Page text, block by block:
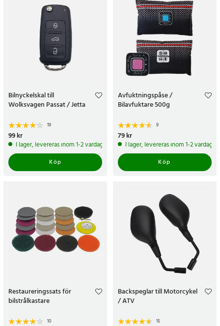
Bilnyckelskal till
Wolksvagen Passat / Jetta
19
Pris:
99 kr
I lager, levereras inom 1-2 vardagar
Köp
Avfuktningspåse /
Bilavfuktare 500g
9
Pris:
79 kr
I lager, levereras inom 1-2 vardagar
Köp
Restaureringssats för
bilstrålkastare
10
Backspeglar till Motorcykel
/ ATV
15